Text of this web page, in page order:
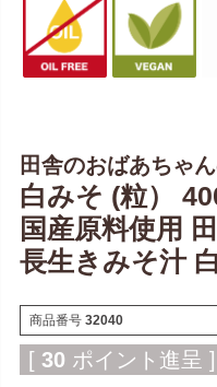
田舎のおばあちゃ
白みそ (粒）
国産原料使用
長生きみそ汁
商品番号 32040
[ 30 ポイント進呈 ]